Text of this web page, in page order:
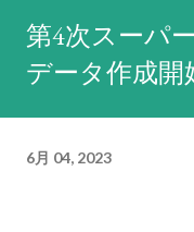
能な最強の武器を選択
反撃不能扱いになる。
択の際に相手の残りHP
第4次スーパ
データ作成開
6月 04, 2023